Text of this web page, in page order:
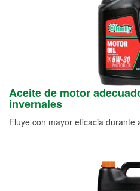
Aceite de motor
invernales
Fluye con mayor eficacia durante